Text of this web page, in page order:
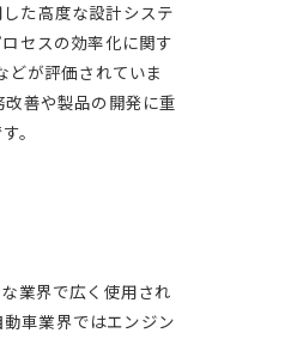
た高度な設計システ
セスの効率化に関す
が評価されていま
善や製品の開発に重
。
業界で広く使用され
車業界ではエンジン